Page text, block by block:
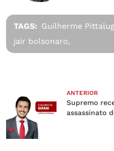
TAGS: Guilherme
jair bolsonaro,
ANTERIOR
Supremo
assassinato